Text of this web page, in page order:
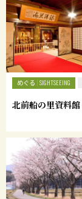
めぐる SIGHTSEEING
北前船の里資料館